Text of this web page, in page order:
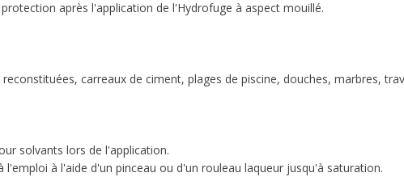
après l'application de l'Hydrofuge à aspect mouillé.
carreaux de ciment, plages de piscine, douches, marbres,
solvants lors de l'application.
à l'aide d'un pinceau ou d'un rouleau laqueur jusqu'à saturation.